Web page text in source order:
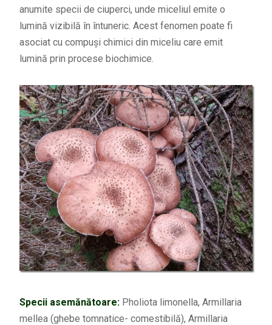
anumite specii de ciuperci, unde miceliul emite o
lumină vizibilă în întuneric. Acest fenomen poate fi
asociat cu compuși chimici din miceliu care emit
lumină prin procese biochimice.
Specii asemănătoare: Pholiota limonella, Armillaria
mellea (ghebe tomnatice- comestibilă), Armillaria